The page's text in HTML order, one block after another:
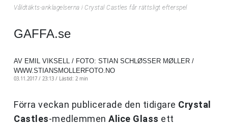
Våldtäkts-anklagelserna i Crystal Castles får rättsligt efterspel
GAFFA.se
AV EMIL VIKSELL / FOTO: STIAN SCHLØSSER MØLLER /
WWW.STIANSMOLLERFOTO.NO
03.11.2017 / 23:13 / Lästid: 2 min
Förra veckan publicerade den tidigare Crystal
Castles-medlemmen Alice Glass ett